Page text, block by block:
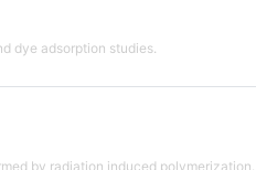
dye adsorption studies.
by radiation induced polymerization.